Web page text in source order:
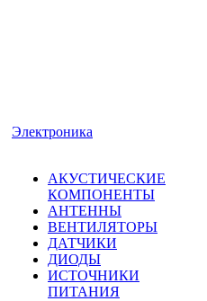
Электроника
АКУСТИЧЕСКИЕ
КОМПОНЕНТЫ
АНТЕННЫ
ВЕНТИЛЯТОРЫ
ДАТЧИКИ
ДИОДЫ
ИСТОЧНИКИ
ПИТАНИЯ